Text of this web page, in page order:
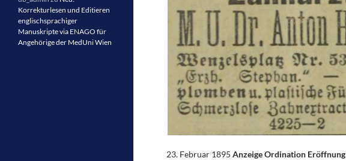
Februar 1895 Anzeige Ordination Eröffnung
Korrekturlesen und Editieren
englischsprachiger
Manuskripte via ENAGO für
Angehörige der MedUni Wien